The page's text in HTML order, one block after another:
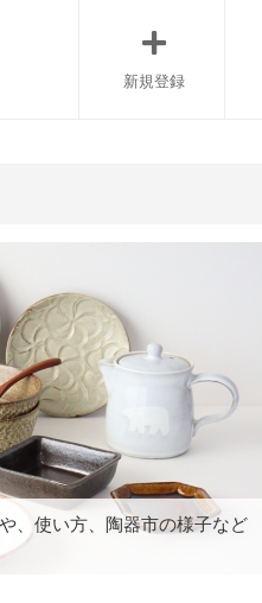
新規登録
、使い方、陶器市の様子など